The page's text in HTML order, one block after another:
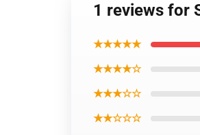
1 reviews for
★★★★★
★★★★☆
★★★☆☆
★★☆☆☆